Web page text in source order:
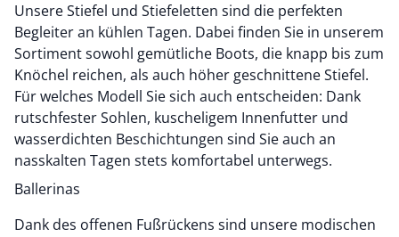
Unsere Stiefel und Stiefeletten sind die perfekten
Begleiter an kühlen Tagen. Dabei finden Sie in unserem
Sortiment sowohl gemütliche Boots, die knapp bis zum
Knöchel reichen, als auch höher geschnittene Stiefel.
Für welches Modell Sie sich auch entscheiden: Dank
rutschfester Sohlen, kuscheligem Innenfutter und
wasserdichten Beschichtungen sind Sie auch an
nasskalten Tagen stets komfortabel unterwegs.
Ballerinas
Dank des offenen Fußrückens sind unsere modischen